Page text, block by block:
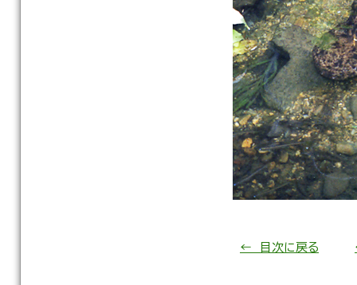
← 目次に戻る